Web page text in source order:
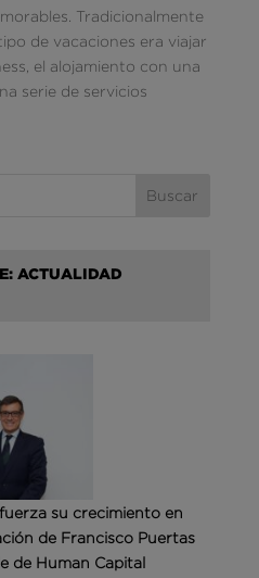
Tradicionalmente
de vacaciones era viajar
el alojamiento con una
serie de servicios
ACTUALIDAD
su crecimiento en
de Francisco Puertas
de Human Capital